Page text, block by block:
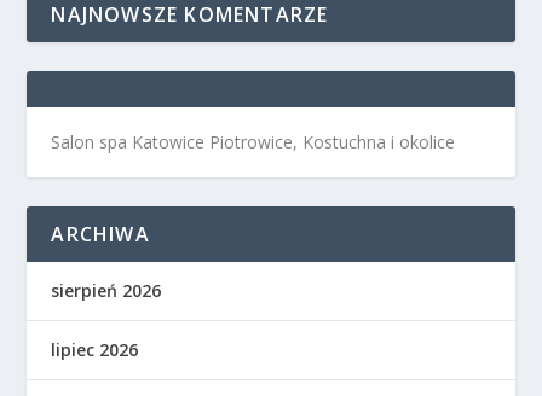
NAJNOWSZE KOMENTARZE
Salon spa Katowice Piotrowice, Kostuchna i okolice
ARCHIWA
sierpień 2026
lipiec 2026